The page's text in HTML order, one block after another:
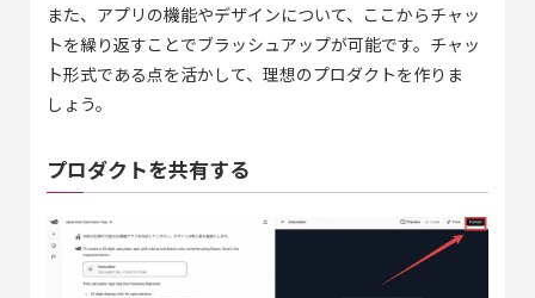
また、アプリの機能やデザインについて、ここからチャッ
トを繰り返すことでブラッシュアップが可能です。チャッ
ト形式である点を活かして、理想のプロダクトを作りま
しょう。
プロダクトを共有する